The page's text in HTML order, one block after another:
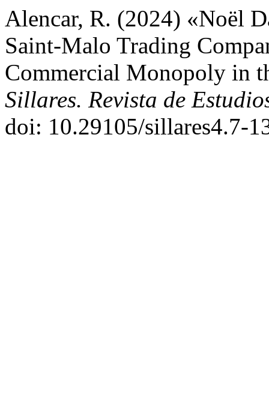
Alencar, R. (2024) «Noël
Saint-Malo Trading
Commercial Monopoly in
Sillares. Revista de
doi: 10.29105/sillares4.7-